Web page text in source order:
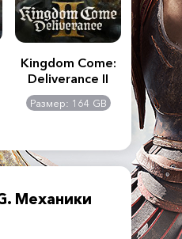
Kingdom Come:
Deliverance II
Размер: 164 GB
The
Механики